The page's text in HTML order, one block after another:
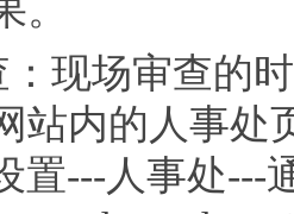
。
：现场审查的
站内的人事处
置---人事处---